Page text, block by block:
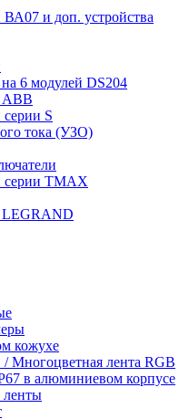
и доп. устройства
6 модулей DS204
АВВ
S
тока (УЗО)
серии ТМАХ
LEGRAND
кожухе
Многоцветная лента RGB
в алюминиевом корпусе
ленты